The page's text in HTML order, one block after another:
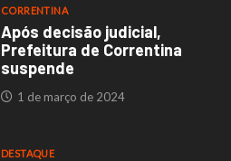
CORRENTINA
Após decisão judicial,
Prefeitura de Correntina
suspende
1 de março de 2024
DESTAQUE